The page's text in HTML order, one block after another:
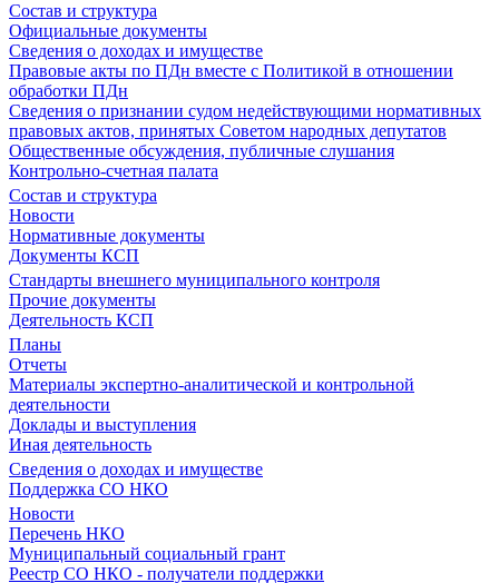
Состав и структура
Официальные документы
Сведения о доходах и имуществе
Правовые акты по ПДн вместе с Политикой в отношении
обработки ПДн
Сведения о признании судом недействующими нормативных
правовых актов, принятых Советом народных депутатов
Общественные обсуждения, публичные слушания
Контрольно-счетная палата
Состав и структура
Новости
Нормативные документы
Документы КСП
Стандарты внешнего муниципального контроля
Прочие документы
Деятельность КСП
Планы
Отчеты
Материалы экспертно-аналитической и контрольной
деятельности
Доклады и выступления
Иная деятельность
Сведения о доходах и имуществе
Поддержка СО НКО
Новости
Перечень НКО
Муниципальный социальный грант
Реестр СО НКО - получатели поддержки